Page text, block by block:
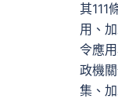
其111
用、
令應
政機
集、